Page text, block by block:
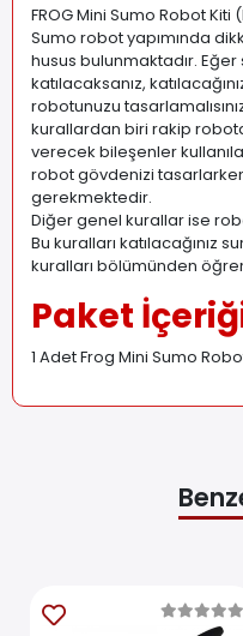
FROG Mini Sumo Robot Kiti
Sumo robot yapımında
husus bulunmaktadır.
katılacaksanız,
robotunuzu
kurallardan biri rakip
verecek bileşenler
robot gövdenizi
gerekmektedir.
Diğer genel kurallar ise
Bu kuralları katılacağınız
kuralları bölümünden
Paket
1 Adet Frog Mini Sumo